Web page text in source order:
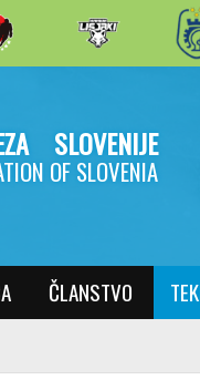
SLOVENIJE
OF SLOVENIA
ČLANSTVO